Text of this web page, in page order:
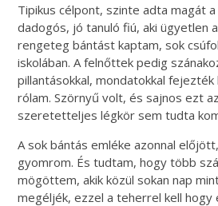
Tipikus célpont, szinte adta magát
dadogós, jó tanuló fiú, aki ügyetlen
rengeteg bántást kaptam, sok
iskolában. A felnőttek pedig
pillantásokkal, mondatokkal fejezték
rólam. Szörnyű volt, és sajnos ezt
szeretetteljes légkör sem tudta
A sok bántás emléke azonnal
gyomrom. És tudtam, hogy több
mögöttem, akik közül sokan nap
megéljék, ezzel a teherrel kell hogy